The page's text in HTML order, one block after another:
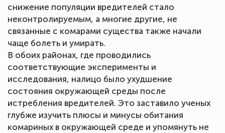
снижение популяции вредителей стало
неконтролируемым, а многие другие, не
связанные с комарами существа также начали
чаще болеть и умирать.
В обоих районах, где проводились
соответствующие эксперименты и
исследования, налицо было ухудшение
состояния окружающей среды после
истребления вредителей. Это заставило ученых
глубже изучить плюсы и минусы обитания
комариных в окружающей среде и упомянуть не